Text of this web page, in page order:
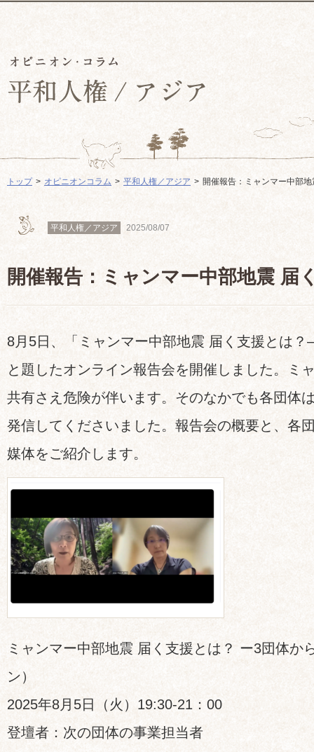
トップ オピニオンコラム 平和人権／アジア 開催報告：ミャンマー中部
平和人権／アジア 2025/08/07
開催報告：ミャンマー中部地震 届
8月5日、「ミャンマー中部地震 届く支援とは
と題したオンライン報告会を開催しました。ミ
共有さえ危険が伴います。そのなかでも各団体
発信してくださいました。報告会の概要と、各
媒体をご紹介します。
ミャンマー中部地震 届く支援とは？ ー3団体か
ン）
2025年8月5日（火）19:30-21：00
登壇者：次の団体の事業担当者